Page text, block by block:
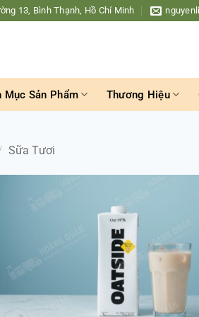
13, Bình Thạnh, Hồ Chí Minh
Mục Sản Phẩm Thương Hiệu
Sữa Tươi